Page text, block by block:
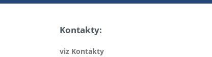
Kontakty:
viz Kontakty